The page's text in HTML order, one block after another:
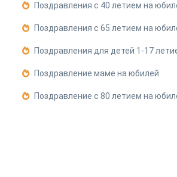
Поздравления с 40 летием на
Поздравления с 65 летием на
Поздравления для детей 1-17
Поздравление маме на юбилей
Поздравление с 80 летием на